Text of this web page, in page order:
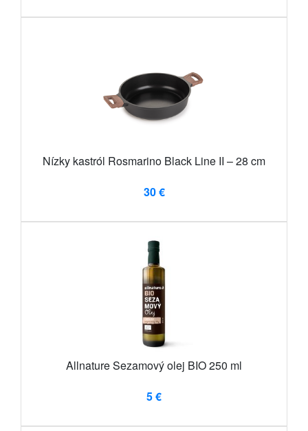
Nízky kastról Rosmarino Black Line II – 28 cm
30 €
Allnature Sezamový olej BIO 250 ml
5 €